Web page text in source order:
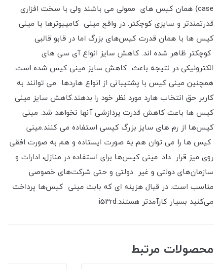
case) همان کیس های ممولی می باشند ولی با سخت افزاری
قدرتمندتر و سایزی کوچکتر. در واقع مینی کامپیوترها یا مینی
کیس ها با همان قدرت کیس‌های بزرگ اما در قابو قالبی
کوچکتر ظاهر شده اند. کاهش سایز انواع آی سی های
الکترونیکی در نتیجه باعث کاهش سایز مینی کیس شده است.
همچنین مینی کیس با پشتیبانی از انواع هاردها می توانند به
کاربر حق انتخاب هارد مورد نظر خود را بدهند.کاهش سایز مینی
کیس ها باعث کاهش قدرت پردازشی آنها نخواهد شد. مینی
کیس‌ها از رم های سایز بزرگ کیسی استفاده می کنند.مینی
کیس ها را می توان هم به صورت ایستاده و هم به صورت افقی
روی میز قرار داد. مینی کیس‌ها برای استفاده در منازل، ادارات و
سازمان‌های دولتی و غیر دولتی و حتی شرکت‌های خصوصی
مناسب است. در قبال هزینه ای که بابت مینی کیس‌ها پرداخت
می‌کنید بسیار کارآمدتر هستند.i53rd
محصولات مرتبط